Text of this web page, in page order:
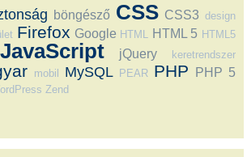
böngésző CSS CSS3 design
Firefox Google HTML HTML 5 HTML5
JavaScript jQuery keretrendszer
mobil MySQL PEAR PHP PHP 5
Zend